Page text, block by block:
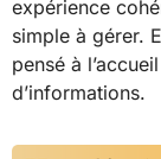
expérience
simple à gérer.
pensé à
d’informations.